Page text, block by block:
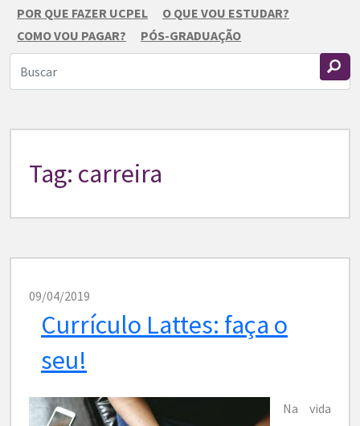
POR QUE FAZER UCPEL
O QUE VOU ESTUDAR?
COMO VOU PAGAR?
PÓS-GRADUAÇÃO
Tag: carreira
09/04/2019
Currículo Lattes: faça o
seu!
Na vida